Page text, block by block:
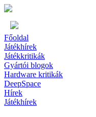
Főoldal
Játékhírek
Játékkritikák
Gyártói blogok
Hardware kritikák
DeepSpace
Hírek
Játékhírek